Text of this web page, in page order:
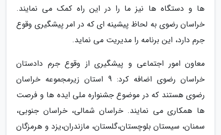
ها و دستگاه ها نیز ما را در این راه کمک می نمایند.
خراسان رضوی به لحاظ پیشینه ای که در امر پیشگیری وقوع
جرم دارد، این برنامه را مدیریت می نماید.
معاون امور اجتماعی و پیشگیری از وقوع جرم دادستان
خراسان رضوی اضافه کرد: 9 استان زیرمجموعه خراسان
رضوی هستند که در موضوع جشنواره ملی ایده ها و فرصت
ها همکاری می نمایند. خراسان شمالی، خراسان جنوبی،
سمنان، سیستان بلوچستان،گلستان، مازندران،یزد و هرمزگان